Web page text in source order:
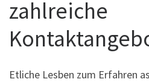
zahlreiche
Etliche Lesben zum Erfahren